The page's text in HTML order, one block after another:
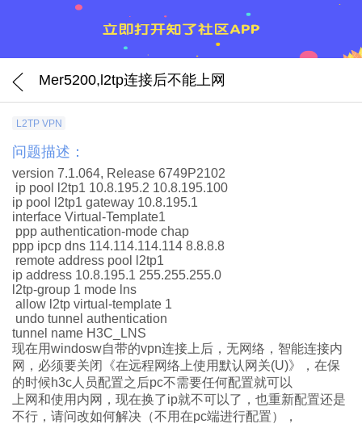
Mer5200,l2tp连接后不能上网
L2TP VPN
问题描述：
version 7.1.064, Release 6749P2102
ip pool l2tp1 10.8.195.2 10.8.195.100
ip pool l2tp1 gateway 10.8.195.1
interface Virtual-Template1
ppp authentication-mode chap
ppp ipcp dns 114.114.114.114 8.8.8.8
remote address pool l2tp1
ip address 10.8.195.1 255.255.255.0
l2tp-group 1 mode lns
allow l2tp virtual-template 1
undo tunnel authentication
tunnel name H3C_LNS
现在用windosw自带的vpn连接上后，无网络，智能连接内
网，必须要关闭《在远程网络上使用默认网关(U)》，在保
的时候h3c人员配置之后pc不需要任何配置就可以
上网和使用内网，现在换了ip就不可以了，也重新配置还是
不行，请问改如何解决（不用在pc端进行配置），